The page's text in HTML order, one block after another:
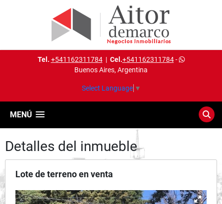
Tel. +541162311784| Cel.+541162311784-
Buenos Aires, Argentina
Select Language ▼
MENÚ
Detalles del inmueble
Lote de terreno en venta